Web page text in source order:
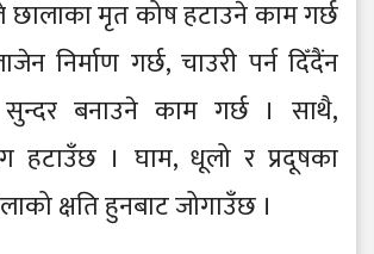
मृत कोष हटाउने काम गर्छ
निर्माण गर्छ, चाउरी पर्न दिँदैंन
बनाउने काम गर्छ । साथै,
हटाउँछ । घाम, धूलो र प्रदूषका
क्षति हुनबाट जोगाउँछ ।